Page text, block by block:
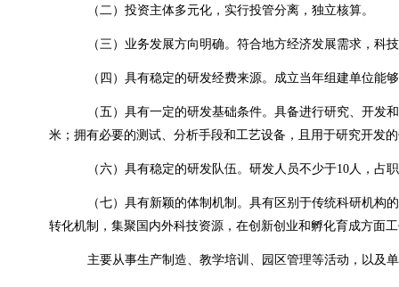
（二）投资主体多元化，实行投管分离，独立核算。
（三）业务发展方向明确。符合地方经济发展需求，科
（四）具有稳定的研发经费来源。成立当年组建单位能
（五）具有一定的研发基础条件。具备进行研究、开发
米；拥有必要的测试、分析手段和工艺设备，且用于研究开发
（六）具有稳定的研发队伍。研发人员不少于10人，占
（七）具有新颖的体制机制。具有区别于传统科研机
转化机制，集聚国内外科技资源，在创新创业和孵化育成方面
主要从事生产制造、教学培训、园区管理等活动，以及